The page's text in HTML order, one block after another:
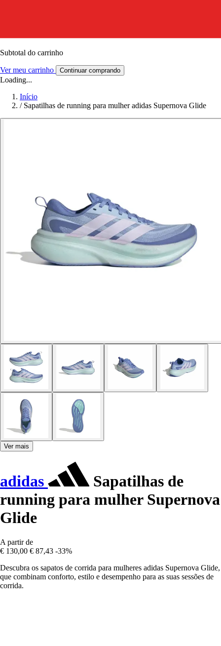
Subtotal do carrinho
Ver meu carrinho Continuar comprando
Loading...
Início
/ Sapatilhas de running para mulher adidas Supernova Glide
Ver mais
adidas
Sapatilhas de
running para mulher Supernova
Glide
A partir de
€ 130,00 € 87,43 -33%
Descubra os sapatos de corrida para mulheres adidas Supernova Glide,
que combinam conforto, estilo e desempenho para as suas sessões de
corrida.